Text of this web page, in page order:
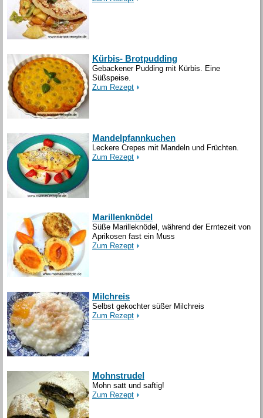
Kürbis- Brotpudding
Gebackener Pudding mit Kürbis. Eine
Süßspeise.
Zum Rezept
Mandelpfannkuchen
Leckere Crepes mit Mandeln und Früchten.
Zum Rezept
Marillenknödel
Süße Marilleknödel, während der Erntezeit von
Aprikosen fast ein Muss
Zum Rezept
Milchreis
Selbst gekochter süßer Milchreis
Zum Rezept
Mohnstrudel
Mohn satt und saftig!
Zum Rezept